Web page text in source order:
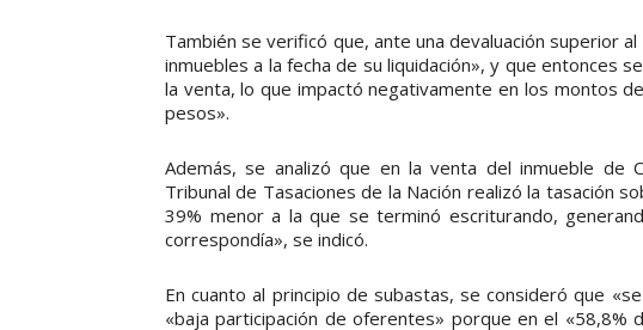
También se verificó que, ante una devaluación superior
inmuebles a la fecha de su liquidación», y que entonces
la venta, lo que impactó negativamente en los montos
pesos».
Además, se analizó que en la venta del inmueble de
Tribunal de Tasaciones de la Nación realizó la tasación
39% menor a la que se terminó escriturando,
correspondía», se indicó.
En cuanto al principio de subastas, se consideró que
«baja participación de oferentes» porque en el